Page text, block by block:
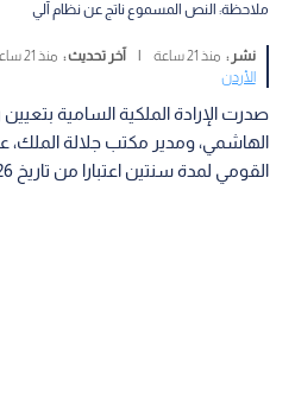
ملاحظة: النص المسموع ناتج عن نظام آلي
نشر : منذ 21 ساعة آخر تحديث : منذ 21 ساعة
الأردن
صدرت الإرادة الملكية السامية
الهاشمي، ومدير مكتب جلالة
القومي لمدة سنتين اعتبارا من تاريخ 7/8/2026.